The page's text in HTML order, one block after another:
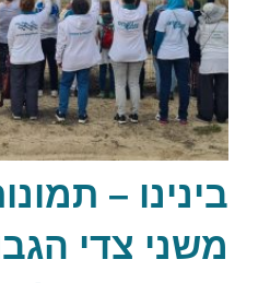
בינינו –
משני צדי